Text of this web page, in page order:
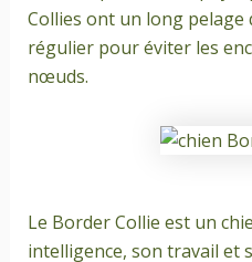
Collies ont un long
régulier pour éviter les
nœuds.
Le Border Collie est un
intelligence, son travail et